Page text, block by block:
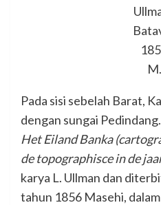
M.
Pada sisi sebelah Barat,
dengan sungai
Het Eiland Banka
de topographisce in de
karya L. Ullman dan
tahun 1856 Masehi,